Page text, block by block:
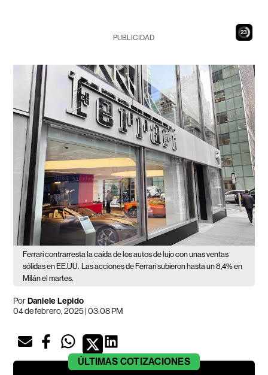
22
PUBLICIDAD
Ferrari contrarresta la caída de los autos de lujo con unas ventas
sólidas en EE.UU. Las acciones de Ferrari subieron hasta un 8,4% en
Milán el martes.
PorDaniele Lepido
04 de febrero, 2025 | 03:08 PM
ÚLTIMAS COTIZACIONES